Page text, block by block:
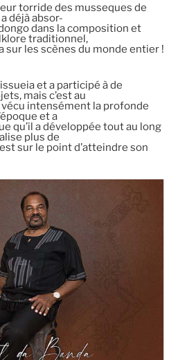
torride des musseques de
déjà absor-
dans la composition et
traditionnel,
sur les scènes du monde entier !
et a participé à de
mais c’est au
vécu intensément la profonde
et a
qu’il a développée tout au long
plus de
sur le point d’atteindre son